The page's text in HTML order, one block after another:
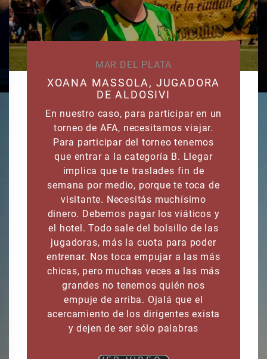
MAR DEL PLATA
XOANA MASSOLA, JUGADORA
DE ALDOSIVI
En nuestro caso, para participar en un
torneo de AFA, necesitamos viajar.
Para participar del torneo tenemos
que entrar a la categoría B. Llegar
implica que te traslades fin de
semana por medio, porque te toca de
visitante. Necesitás muchísimo
dinero. Debemos pagar los viáticos y
el hotel. Todo sale del bolsillo de las
jugadoras, más la cuota para poder
entrenar. Nos toca empujar a las más
chicas, pero muchas veces a las más
grandes no tenemos quién nos
empuje de arriba. Ojalá que el
acercamiento de los dirigentes exista
y dejen de ser sólo palabras